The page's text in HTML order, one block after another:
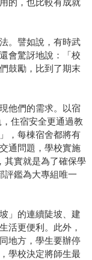
的，也比較有成就
。譬如說，有時武
會驚訝地說：「校
鼓勵，比到了期末
他們的需求。以宿
住宿安全更通過教
，每棟宿舍都將有
通問題，學校實施
其實就是為了確保學
評鑑為大專組唯一
」的連續陡坡、建
活更便利。此外，
地方，學生要辦停
學校決定將師生最